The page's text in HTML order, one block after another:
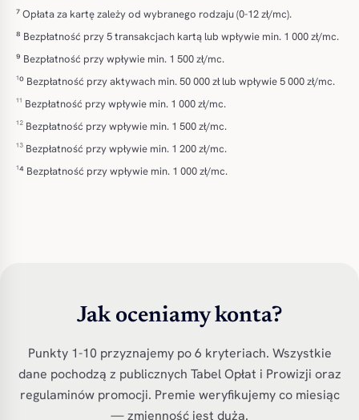
⁷ Opłata za kartę zależy od wybranego rodzaju (0-12 zł/mc).
⁸ Bezpłatność przy 5 transakcjach kartą lub wpływie min. 1 000 zł/mc.
⁹ Bezpłatność przy wpływie min. 1 500 zł/mc.
¹⁰ Bezpłatność przy aktywach min. 50 000 zł lub wpływie 5 000 zł/mc.
¹¹ Bezpłatność przy wpływie min. 1 000 zł/mc.
¹² Bezpłatność przy wpływie min. 1 500 zł/mc.
¹³ Bezpłatność przy wpływie min. 1 200 zł/mc.
¹⁴ Bezpłatność przy wpływie min. 1 000 zł/mc.
Jak oceniamy konta?
Punkty 1-10 przyznajemy po 6 kryteriach. Wszystkie
dane pochodzą z publicznych Tabel Opłat i Prowizji oraz
regulaminów promocji. Premie weryfikujemy co miesiąc
— zmienność jest duża.